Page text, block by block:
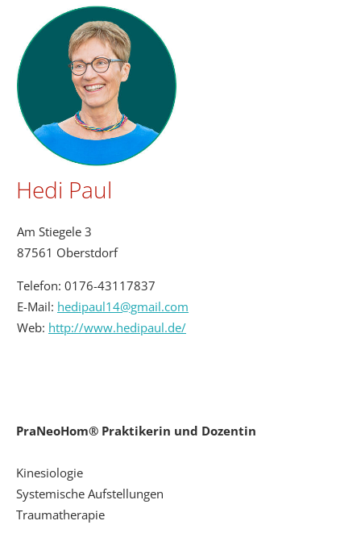
Hedi Paul
Am Stiegele 3
87561 Oberstdorf
Telefon: 0176-43117837
E-Mail: hedipaul14@gmail.com
Web: http://www.hedipaul.de/
PraNeoHom® Praktikerin und Dozentin
Kinesiologie
Systemische Aufstellungen
Traumatherapie